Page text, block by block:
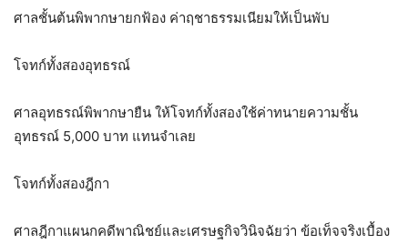
ศาลชั้นต้นพิพากษายกฟ้อง ค่าฤชาธรรมเนียมให้เป็นพับ
โจทก์ทั้งสองอุทธรณ์
ศาลอุทธรณ์พิพากษายืน ให้โจทก์ทั้งสองใช้ค่าทนายความชั้น
อุทธรณ์ 5,000 บาท แทนจำเลย
โจทก์ทั้งสองฎีกา
ศาลฎีกาแผนกคดีพาณิชย์และเศรษฐกิจวินิจฉัยว่า ข้อเท็จจริงเบื้อง